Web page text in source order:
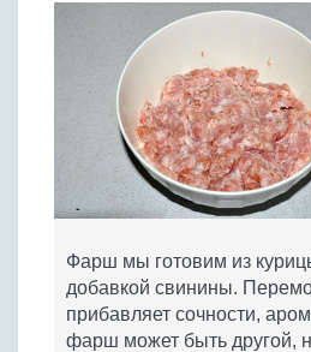
Фарш мы готовим из
добавкой свинины.
прибавляет сочности,
фарш может быть другой,